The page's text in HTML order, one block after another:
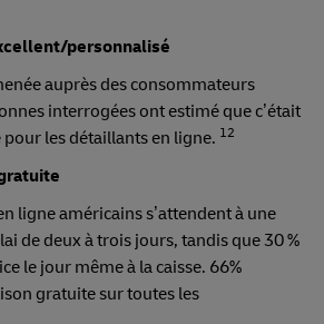
personnalisé
auprès des consommateurs
interrogées ont estimé que c’était
les détaillants en ligne. 12
ligne américains s’attendent à une
de deux à trois jours, tandis que 30 %
le jour même à la caisse. 66%
gratuite sur toutes les